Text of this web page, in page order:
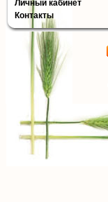
Личный кабинет
Контакты